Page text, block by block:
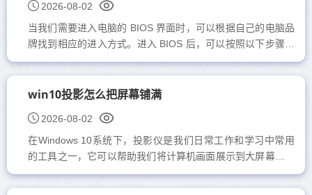
2026-08-02
当我们需要进入电脑的 BIOS 界面时，可以根据自己的电脑品
牌找到相应的进入方式。进入 BIOS 后，可以按照以下步骤轻
松恢复出厂设置。整个过程相对简单，操作也非常方便。
win10bio...
win10投影怎么把屏幕铺满
2026-08-02
在Windows 10系统下，投影仪是我们日常工作和学习中常用
的工具之一，它可以帮助我们将计算机画面展示到大屏幕或其
他显示设备上。然而，在连接和设置投影仪时，有时会遇到一
些问题。...